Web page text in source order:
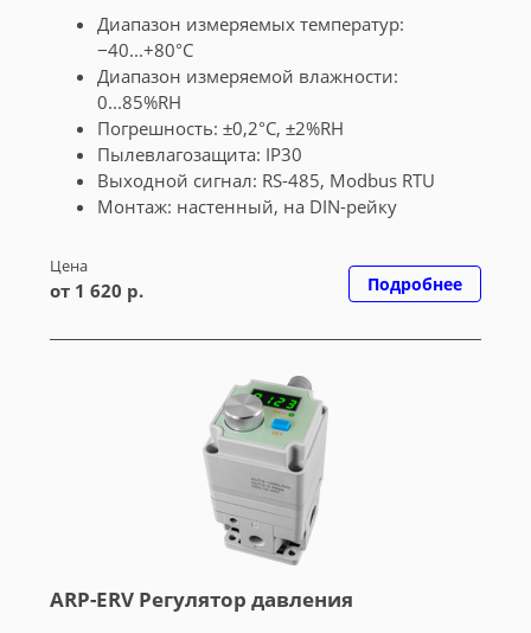
Диапазон измеряемых температур:
−40...+80°С
Диапазон измеряемой влажности:
0...85%RH
Погрешность: ±0,2°С, ±2%RH
Пылевлагозащита: IP30
Выходной сигнал: RS-485, Modbus RTU
Монтаж: настенный, на DIN-рейку
Цена
от 1 620 р. Подробнее
ARP-ERV Регулятор давления